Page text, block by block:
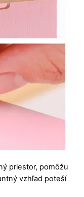
priestor, pomôžu
vzhľad poteší